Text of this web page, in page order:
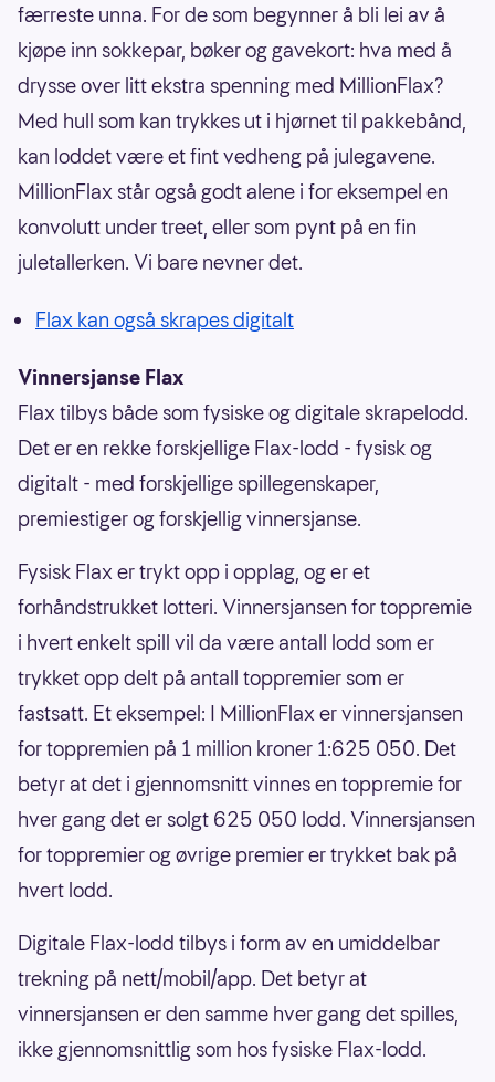
færreste unna. For de som begynner å bli lei av å
kjøpe inn sokkepar, bøker og gavekort: hva med å
drysse over litt ekstra spenning med MillionFlax?
Med hull som kan trykkes ut i hjørnet til pakkebånd,
kan loddet være et fint vedheng på julegavene.
MillionFlax står også godt alene i for eksempel en
konvolutt under treet, eller som pynt på en fin
juletallerken. Vi bare nevner det.
Flax kan også skrapes digitalt
Vinnersjanse Flax
Flax tilbys både som fysiske og digitale skrapelodd.
Det er en rekke forskjellige Flax-lodd - fysisk og
digitalt - med forskjellige spillegenskaper,
premiestiger og forskjellig vinnersjanse.
Fysisk Flax er trykt opp i opplag, og er et
forhåndstrukket lotteri. Vinnersjansen for toppremie
i hvert enkelt spill vil da være antall lodd som er
trykket opp delt på antall toppremier som er
fastsatt. Et eksempel: I MillionFlax er vinnersjansen
for toppremien på 1 million kroner 1:625 050. Det
betyr at det i gjennomsnitt vinnes en toppremie for
hver gang det er solgt 625 050 lodd. Vinnersjansen
for toppremier og øvrige premier er trykket bak på
hvert lodd.
Digitale Flax-lodd tilbys i form av en umiddelbar
trekning på nett/mobil/app. Det betyr at
vinnersjansen er den samme hver gang det spilles,
ikke gjennomsnittlig som hos fysiske Flax-lodd.